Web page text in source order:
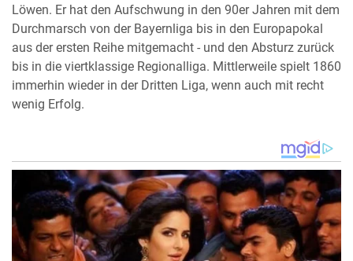
Löwen. Er hat den Aufschwung in den 90er Jahren mit dem
Durchmarsch von der Bayernliga bis in den Europapokal
aus der ersten Reihe mitgemacht - und den Absturz zurück
bis in die viertklassige Regionalliga. Mittlerweile spielt 1860
immerhin wieder in der Dritten Liga, wenn auch mit recht
wenig Erfolg.